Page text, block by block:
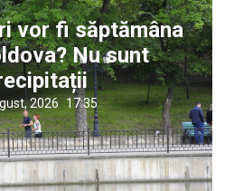
vor fi săptămâna
Nu sunt
2026 17:35